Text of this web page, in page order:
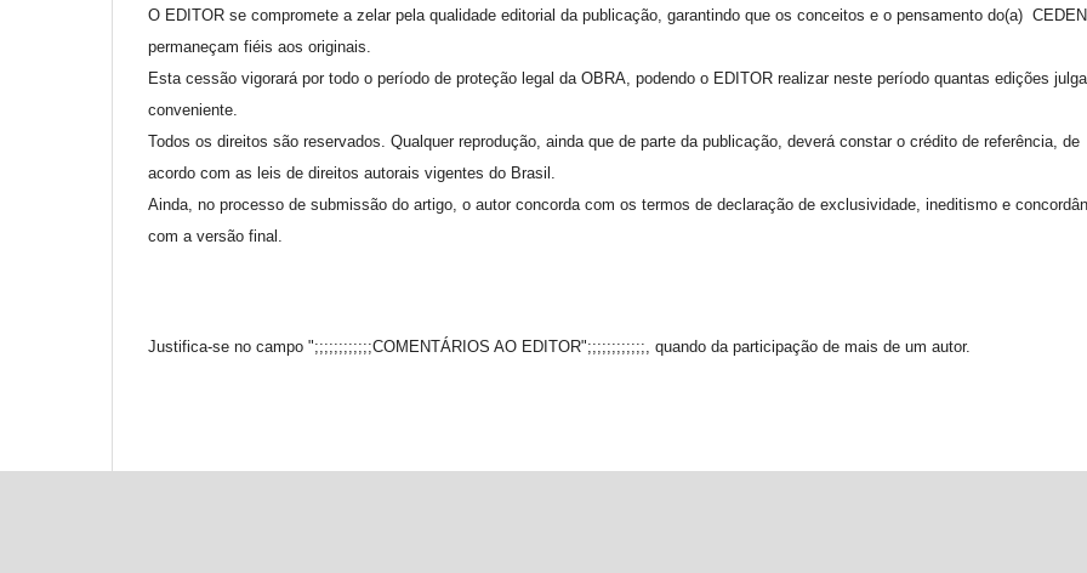
O EDITOR se compromete a zelar pela qualidade editorial da publicação, garantindo que os conceitos e o pensamento do(a)
permaneçam fiéis aos originais.
Esta cessão vigorará por todo o período de proteção legal da OBRA, podendo o EDITOR realizar neste período quantas edições
conveniente.
Todos os direitos são reservados. Qualquer reprodução, ainda que de parte da publicação, deverá constar o crédito de referência, de
acordo com as leis de direitos autorais vigentes do Brasil.
Ainda, no processo de submissão do artigo, o autor concorda com os termos de declaração de exclusividade, ineditismo e
com a versão final.
Justifica-se no campo ";;;;;;;;;;;;COMENTÁRIOS AO EDITOR";;;;;;;;;;;;, quando da participação de mais de um autor.